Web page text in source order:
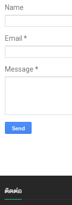
Name
Email *
Message *
ติดต่อ